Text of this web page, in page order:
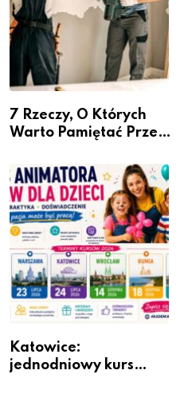
7 Rzeczy, O Których
Warto Pamiętać Przed
Katowice:
jednodniowy kurs